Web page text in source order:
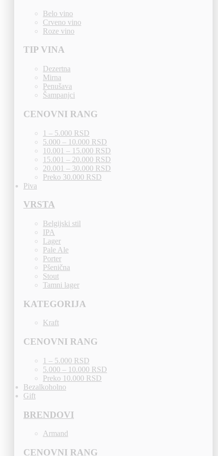
Belo vino
Crveno vino
Roze vino
TIP VINA
Dezertna
Mirna
Penušava
Šampanjci
CENOVNI RANG
1 – 5.000 RSD
5.000 – 10.000 RSD
10.001 – 15.000 RSD
15.001 – 20.000 RSD
20.001 – 30.000 RSD
Preko 30.000 RSD
Piva
VRSTA
Belgijski stil
IPA
Lager
Pale Ale
Porter
Pšenična
Stout
Tamni lager
KATEGORIJA
Kraft
CENOVNI RANG
1 – 5.000 RSD
5.000 – 10.000 RSD
Preko 10.000 RSD
Bezalkoholno
Gift
BRENDOVI
Armand
CENOVNI RANG